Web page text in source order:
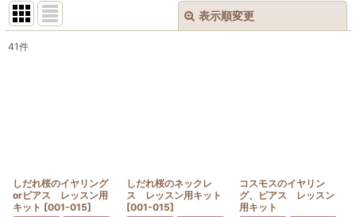
表示順変更
41件
しだれ桜のイヤリング
orピアス レッスン用
キット [001-015]
しだれ桜のネックレ
ス レッスン用キット
[001-015]
コスモスのイヤリン
グ、ピアス レッスン
用キット